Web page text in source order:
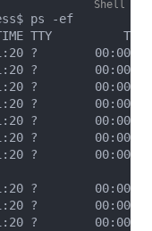
ps -ef
TTY          TIME
00:00:04 /
?        00:00:00
?        00:00:00
?        00:00:00
00:00:00
00:00:00
?
?        00:00:00
?
?        00:00:00